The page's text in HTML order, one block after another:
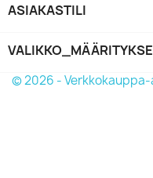
ASIAKASTILI
© 2026 -